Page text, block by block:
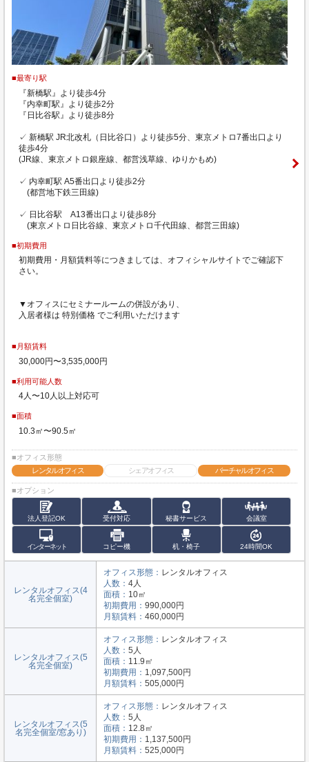
■最寄り駅
『新橋駅』より徒歩4分
『内幸町駅』より徒歩2分
『日比谷駅』より徒歩8分
✓ 新橋駅 JR北改札（日比谷口）より徒歩5分、東京メトロ7番出口より
徒歩4分
(JR線、東京メトロ銀座線、都営浅草線、ゆりかもめ)
✓ 内幸町駅 A5番出口より徒歩2分
(都営地下鉄三田線)
✓ 日比谷駅 A13番出口より徒歩8分
(東京メトロ日比谷線、東京メトロ千代田線、都営三田線)
■初期費用
初期費用・月額賃料等につきましては、オフィシャルサイトでご確認下
さい。
▼オフィスにセミナールームの併設があり、
入居者様は 特別価格 でご利用いただけます
■月額賃料
30,000円〜3,535,000円
■利用可能人数
4人〜10人以上対応可
■面積
10.3㎡〜90.5㎡
■オフィス形態
レンタルオフィス
シェアオフィス バーチャルオフィス
■オプション
法人登記OK 受付対応 秘書サービス 会議室
インターネット コピー機 机・椅子 24時間OK
レンタルオフィス(4
名完全個室)
オフィス形態： レンタルオフィス
人数： 4人
面積： 10㎡
初期費用： 990,000円
月額賃料： 460,000円
レンタルオフィス(5
名完全個室)
オフィス形態： レンタルオフィス
人数： 5人
面積： 11.9㎡
初期費用： 1,097,500円
月額賃料： 505,000円
レンタルオフィス(5
名完全個室/窓あり)
オフィス形態： レンタルオフィス
人数： 5人
面積： 12.8㎡
初期費用： 1,137,500円
月額賃料： 525,000円